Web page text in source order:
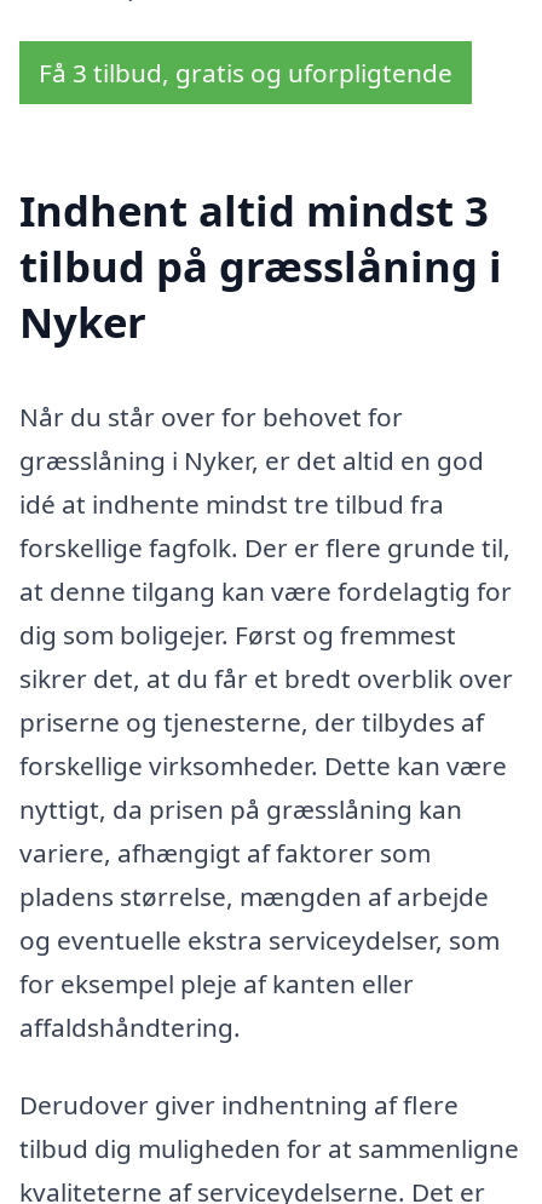
Få 3 tilbud, gratis og uforpligtende
Indhent altid mindst 3
tilbud på græsslåning i
Nyker
Når du står over for behovet for
græsslåning i Nyker, er det altid en god
idé at indhente mindst tre tilbud fra
forskellige fagfolk. Der er flere grunde til,
at denne tilgang kan være fordelagtig for
dig som boligejer. Først og fremmest
sikrer det, at du får et bredt overblik over
priserne og tjenesterne, der tilbydes af
forskellige virksomheder. Dette kan være
nyttigt, da prisen på græsslåning kan
variere, afhængigt af faktorer som
pladens størrelse, mængden af arbejde
og eventuelle ekstra serviceydelser, som
for eksempel pleje af kanten eller
affaldshåndtering.
Derudover giver indhentning af flere
tilbud dig muligheden for at sammenligne
kvaliteterne af serviceydelserne. Det er